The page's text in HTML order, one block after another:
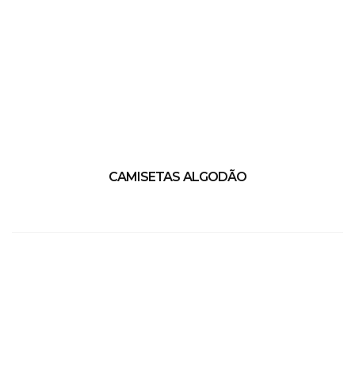
CAMISETAS ALGODÃO